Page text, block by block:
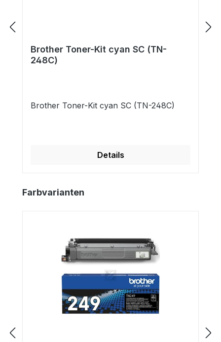
Brother Toner-Kit cyan SC (TN-
248C)
Brother Toner-Kit cyan SC (TN-248C)
Details
Produktgalerie überspringen
Farbvarianten